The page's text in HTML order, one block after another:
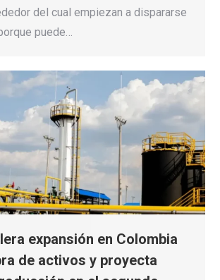
del cual empiezan a dispararse
puede…
expansión en Colombia
de activos y proyecta